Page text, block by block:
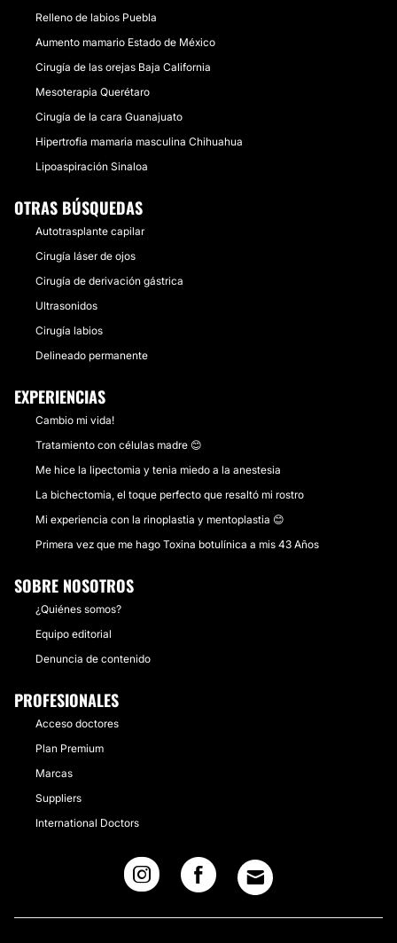
Relleno de labios Puebla
Aumento mamario Estado de México
Cirugía de las orejas Baja California
Mesoterapia Querétaro
Cirugía de la cara Guanajuato
Hipertrofia mamaria masculina Chihuahua
Lipoaspiración Sinaloa
OTRAS BÚSQUEDAS
Autotrasplante capilar
Cirugía láser de ojos
Cirugía de derivación gástrica
Ultrasonidos
Cirugía labios
Delineado permanente
EXPERIENCIAS
Cambio mi vida!
Tratamiento con células madre 😊
Me hice la lipectomia y tenia miedo a la anestesia
La bichectomia, el toque perfecto que resaltó mi rostro
Mi experiencia con la rinoplastia y mentoplastia 😊
Primera vez que me hago Toxina botulínica a mis 43 Años
SOBRE NOSOTROS
¿Quiénes somos?
Equipo editorial
Denuncia de contenido
PROFESIONALES
Acceso doctores
Plan Premium
Marcas
Suppliers
International Doctors